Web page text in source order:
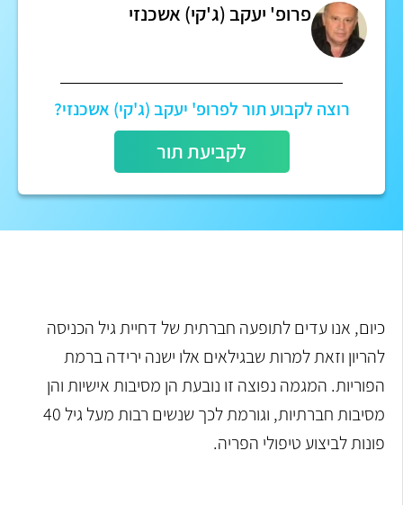
פרופ' יעקב (ג'קי) אשכנזי
רוצה לקבוע תור לפרופ' יעקב (ג'קי) אשכנזי?
לקביעת תור
כיום, אנו עדים לתופעה חברתית של דחיית גיל הכניסה
להריון וזאת למרות שבגילאים אלו ישנה ירידה ברמת
הפוריות. המגמה נפוצה זו נובעת הן מסיבות אישיות והן
מסיבות חברתיות, וגורמת לכך שנשים רבות מעל גיל 40
פונות לביצוע טיפולי הפריה.